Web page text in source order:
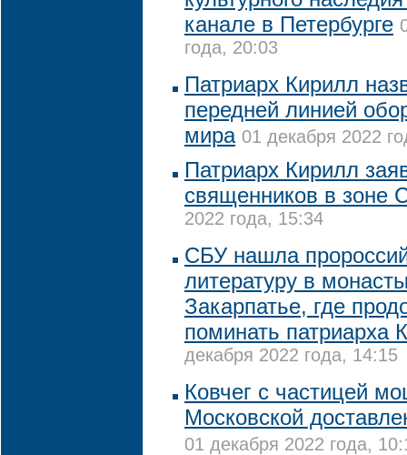
канале в Петербурге
года, 20:03
Патриарх Кирилл
передней линией
мира 01 декабря 2022
Патриарх Кирилл
священников в зоне
2022 года, 15:34
CБУ нашла
литературу в
Закарпатье, где
поминать патриарха
декабря 2022 года, 14:15
Ковчег с частицей
Московской
01 декабря 2022 года,